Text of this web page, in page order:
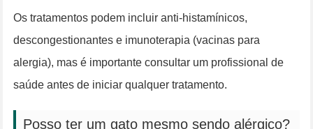
Os tratamentos podem incluir anti-histamínicos,
descongestionantes e imunoterapia (vacinas para
alergia), mas é importante consultar um profissional de
saúde antes de iniciar qualquer tratamento.
Posso ter um gato mesmo sendo alérgico?